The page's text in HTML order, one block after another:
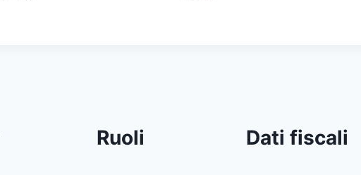
Ruoli Dati fiscali